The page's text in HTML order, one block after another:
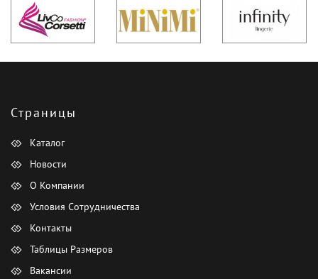
Страницы
Каталог
Новости
О Компании
Условия Сотрудничества
Контакты
Таблицы Размеров
Вакансии